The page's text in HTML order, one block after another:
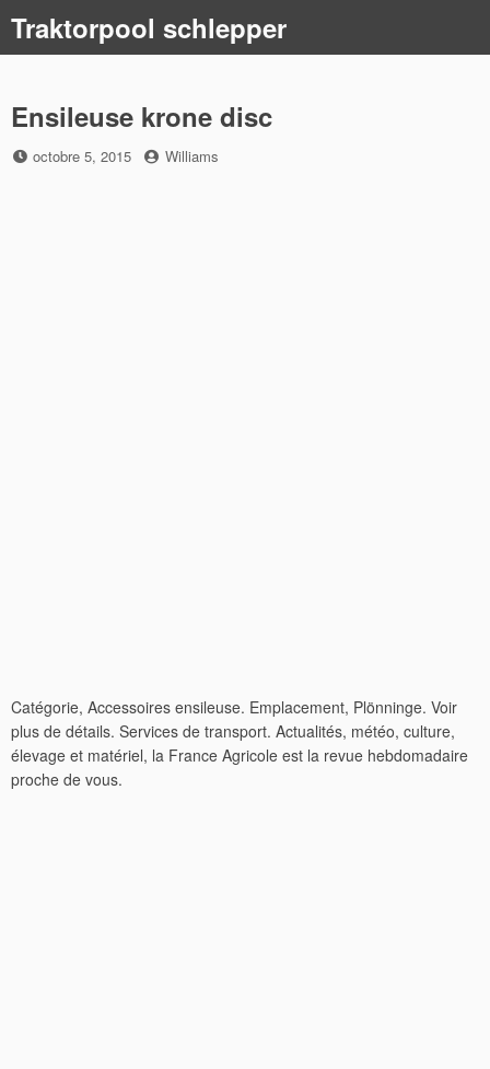
content
Traktorpool schlepper
Ensileuse krone disc
Posted
octobre 5, 2015 by
Williams
Catégorie, Accessoires ensileuse. Emplacement, Plönninge. Voir
plus de détails. Services de transport. Actualités, météo, culture,
élevage et matériel, la France Agricole est la revue hebdomadaire
proche de vous.